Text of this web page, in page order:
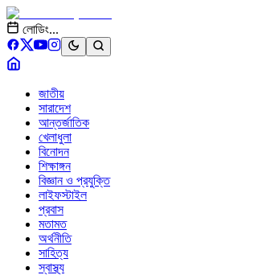
লোডিং...
জাতীয়
সারাদেশ
আন্তর্জাতিক
খেলাধুলা
বিনোদন
শিক্ষাঙ্গন
বিজ্ঞান ও প্রযুক্তি
লাইফস্টাইল
প্রবাস
মতামত
অর্থনীতি
সাহিত্য
স্বাস্থ্য